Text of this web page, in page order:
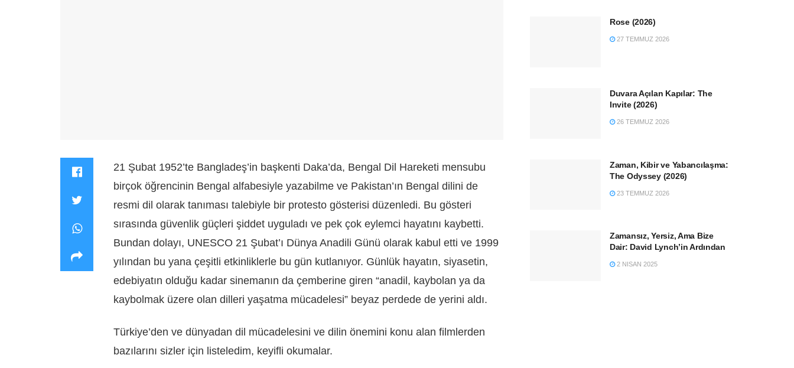
21 Şubat 1952’te Bangladeş’in başkenti Daka’da, Bengal Dil Hareketi mensubu
birçok öğrencinin Bengal alfabesiyle yazabilme ve Pakistan’ın Bengal dilini de
resmi dil olarak tanıması talebiyle bir protesto gösterisi düzenledi. Bu gösteri
sırasında güvenlik güçleri şiddet uyguladı ve pek çok eylemci hayatını kaybetti.
Bundan dolayı, UNESCO 21 Şubat’ı Dünya Anadili Günü olarak kabul etti ve 1999
yılından bu yana çeşitli etkinliklerle bu gün kutlanıyor. Günlük hayatın, siyasetin,
edebiyatın olduğu kadar sinemanın da çemberine giren “anadil, kaybolan ya da
kaybolmak üzere olan dilleri yaşatma mücadelesi” beyaz perdede de yerini aldı.
Türkiye’den ve dünyadan dil mücadelesini ve dilin önemini konu alan filmlerden
bazılarını sizler için listeledim, keyifli okumalar.
Rose (2026)
27 TEMMUZ 2026
Duvara Açılan Kapılar: The
Invite (2026)
26 TEMMUZ 2026
Zaman, Kibir ve Yabancılaşma:
The Odyssey (2026)
23 TEMMUZ 2026
Zamansız, Yersiz, Ama Bize
Dair: David Lynch’in Ardından
2 NISAN 2025